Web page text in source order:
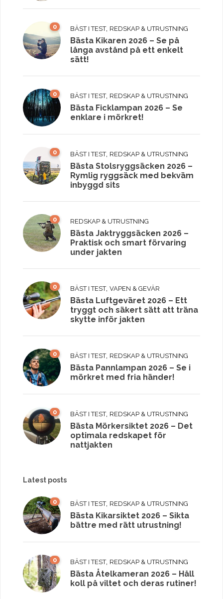
0 BÄST I TEST, REDSKAP & UTRUSTNING
Bästa Kikaren 2026 – Se på
långa avstånd på ett enkelt
sätt!
0 BÄST I TEST, REDSKAP & UTRUSTNING
Bästa Ficklampan 2026 – Se
enklare i mörkret!
0 BÄST I TEST, REDSKAP & UTRUSTNING
Bästa Stolsryggsäcken 2026 –
Rymlig ryggsäck med bekväm
inbyggd sits
0 REDSKAP & UTRUSTNING
Bästa Jaktryggsäcken 2026 –
Praktisk och smart förvaring
under jakten
0 BÄST I TEST, VAPEN & GEVÄR
Bästa Luftgeväret 2026 – Ett
tryggt och säkert sätt att träna
skytte inför jakten
0 BÄST I TEST, REDSKAP & UTRUSTNING
Bästa Pannlampan 2026 – Se i
mörkret med fria händer!
0 BÄST I TEST, REDSKAP & UTRUSTNING
Bästa Mörkersiktet 2026 – Det
optimala redskapet för
nattjakten
Latest posts
0 BÄST I TEST, REDSKAP & UTRUSTNING
Bästa Kikarsiktet 2026 – Sikta
bättre med rätt utrustning!
0 BÄST I TEST, REDSKAP & UTRUSTNING
Bästa Åtelkameran 2026 – Håll
koll på viltet och deras rutiner!